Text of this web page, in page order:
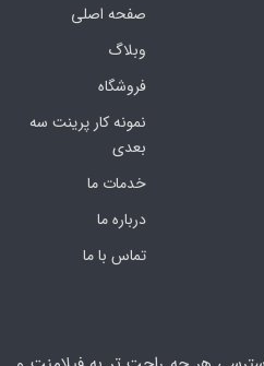
صفحه اصلی
وبلاگ
فروشگاه
نمونه کار پرینت سه
بعدی
خدمات ما
درباره ما
تماس با ما